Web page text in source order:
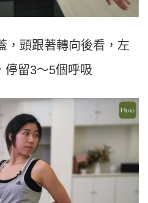
，頭跟著轉向後看，左
停留3～5個呼吸